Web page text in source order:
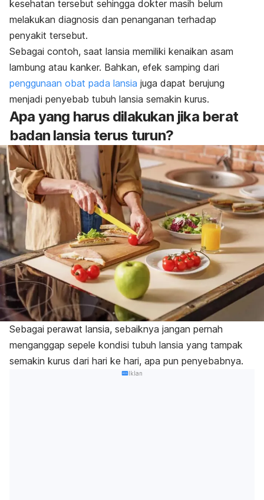
kesehatan tersebut sehingga dokter masih belum
melakukan diagnosis dan penanganan terhadap
penyakit tersebut.
Sebagai contoh, saat lansia memiliki kenaikan asam
lambung atau kanker. Bahkan, efek samping dari
penggunaan obat pada lansia juga dapat berujung
menjadi penyebab tubuh lansia semakin kurus.
Apa yang harus dilakukan jika berat
badan lansia terus turun?
Sebagai perawat lansia, sebaiknya jangan pernah
menganggap sepele kondisi tubuh lansia yang tampak
semakin kurus dari hari ke hari, apa pun penyebabnya.
Iklan